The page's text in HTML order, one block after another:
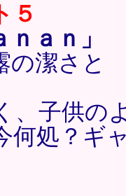
５
ａｎ」
の潔さと
、子供の
何処？ギ